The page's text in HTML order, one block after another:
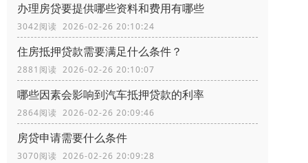
办理房贷要提供哪些资料和费用有哪些
3042阅读 2026-02-26 20:10:24
住房抵押贷款需要满足什么条件？
2881阅读 2026-02-26 20:10:07
哪些因素会影响到汽车抵押贷款的利率
2864阅读 2026-02-26 20:09:46
房贷申请需要什么条件
3070阅读 2026-02-26 20:09:28